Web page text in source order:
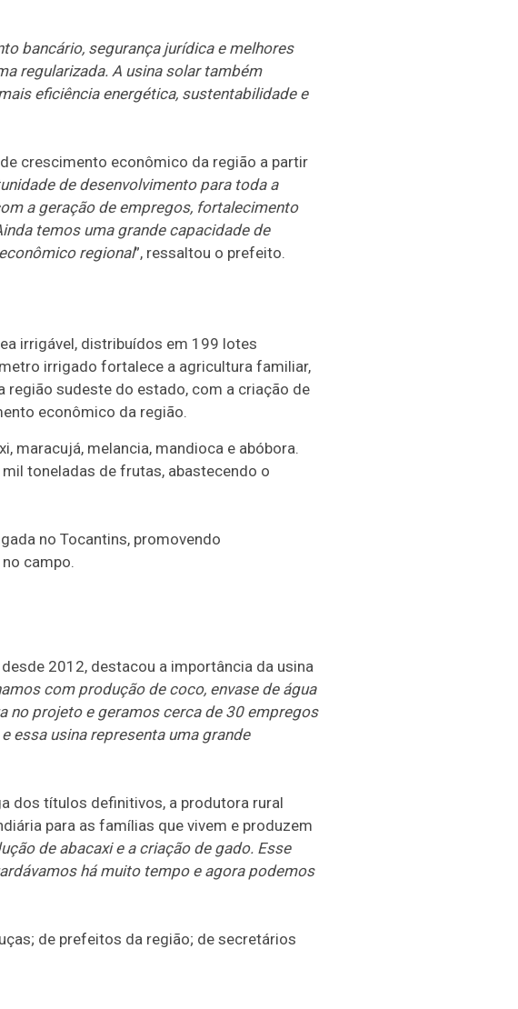
bancário, segurança jurídica e melhores
regularizada. A usina solar também
eficiência energética, sustentabilidade e
crescimento econômico da região a partir
de desenvolvimento para toda a
a geração de empregos, fortalecimento
temos uma grande capacidade de
regional”, ressaltou o prefeito.
irrigável, distribuídos em 199 lotes
irrigado fortalece a agricultura familiar,
região sudeste do estado, com a criação de
econômico da região.
maracujá, melancia, mandioca e abóbora.
toneladas de frutas, abastecendo o
no Tocantins, promovendo
campo.
2012, destacou a importância da usina
com produção de coco, envase de água
no projeto e geramos cerca de 30 empregos
essa usina representa uma grande
dos títulos definitivos, a produtora rural
para as famílias que vivem e produzem
de abacaxi e a criação de gado. Esse
há muito tempo e agora podemos
de prefeitos da região; de secretários